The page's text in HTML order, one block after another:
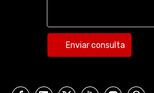
Enviar consulta